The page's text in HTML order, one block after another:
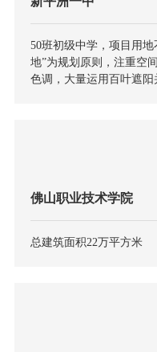
50班初级中学，项目用
地”为规划原则，注重空
色调，大量运用百叶遮
佛山职业技术学院
总建筑面积22万平方米